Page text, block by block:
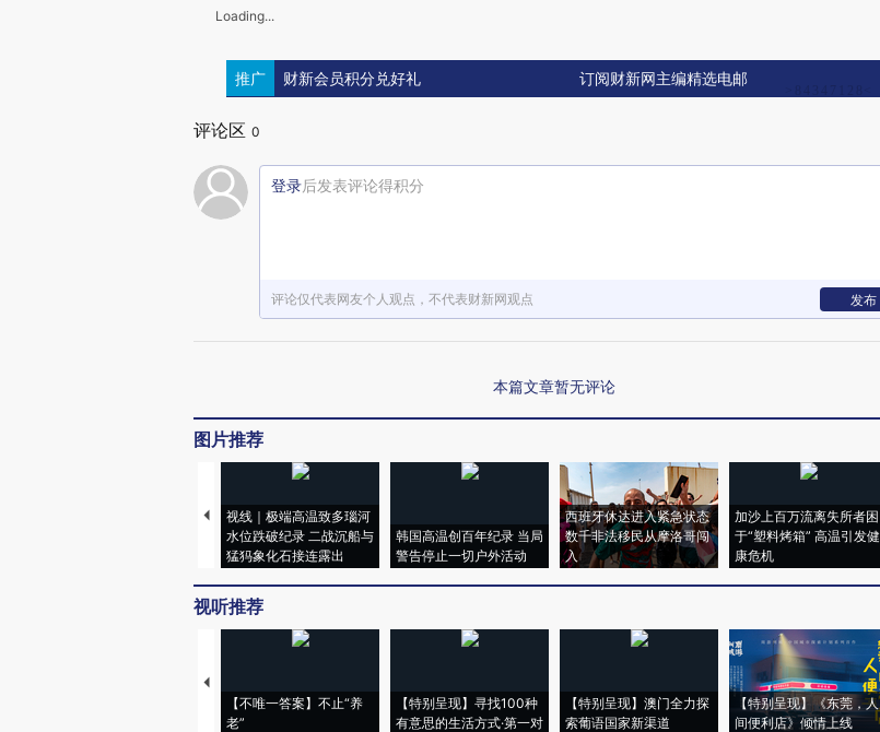
Loading...
推广 财新会员积分兑好礼 订阅财新网主编精选电邮
评论区 0
登录后发表评论得积分
评论仅代表网友个人观点，不代表财新网观点 发布
本篇文章暂无评论
图片推荐
视线｜极端高温致多瑙河
水位跌破纪录 二战沉船与
猛犸象化石接连露出
韩国高温创百年纪录 当局
警告停止一切户外活动
西班牙休达进入紧急状态
数千非法移民从摩洛哥闯
入
加沙上百万流离失所者困
于“塑料烤箱” 高温引发健
康危机
视听推荐
【不唯一答案】不止“养
老”
【特别呈现】寻找100种
有意思的生活方式·第一对
【特别呈现】澳门全力探
索葡语国家新渠道
【特别呈现】《东莞，人
间便利店》倾情上线